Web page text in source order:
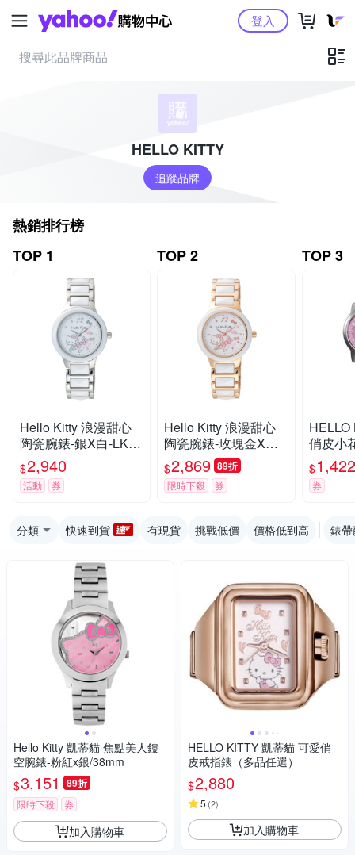
Yahoo購物中心登入
HELLO KITTY
追蹤品牌
熱銷排行榜
TOP 1
Hello Kitty 浪漫甜心
陶瓷腕錶-銀X白-LK70
6LWWW-32mm
$2,940
活動 券
TOP 2
Hello Kitty 浪漫甜心
陶瓷腕錶-玫瑰金X白-
LK706LRWW-32mm
$2,869 89折
限時下殺 券
TOP 3
HELLO
俏皮小
色
$1,422
券
分類 快速到貨 有現貨 挑戰低價 價格低到高 錶
Hello Kitty 凱蒂貓 焦點美人鏤
空腕錶-粉紅x銀/38mm
$3,151 89折
限時下殺 券
加入購物車
HELLO KITTY 凱蒂貓 可愛俏
皮戒指錶（多品任選）
$2,880
5 (2)
加入購物車